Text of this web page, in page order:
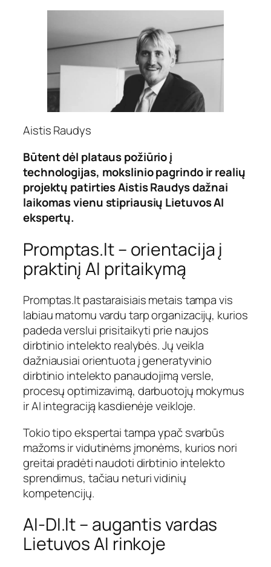
Aistis Raudys
Būtent dėl plataus požiūrio į
technologijas, mokslinio pagrindo ir realių
projektų patirties Aistis Raudys dažnai
laikomas vienu stipriausių Lietuvos AI
ekspertų.
Promptas.lt – orientacija į
praktinį AI pritaikymą
Promptas.lt pastaraisiais metais tampa vis
labiau matomu vardu tarp organizacijų, kurios
padeda verslui prisitaikyti prie naujos
dirbtinio intelekto realybės. Jų veikla
dažniausiai orientuota į generatyvinio
dirbtinio intelekto panaudojimą versle,
procesų optimizavimą, darbuotojų mokymus
ir AI integraciją kasdienėje veikloje.
Tokio tipo ekspertai tampa ypač svarbūs
mažoms ir vidutinėms įmonėms, kurios nori
greitai pradėti naudoti dirbtinio intelekto
sprendimus, tačiau neturi vidinių
kompetencijų.
AI-DI.lt – augantis vardas
Lietuvos AI rinkoje